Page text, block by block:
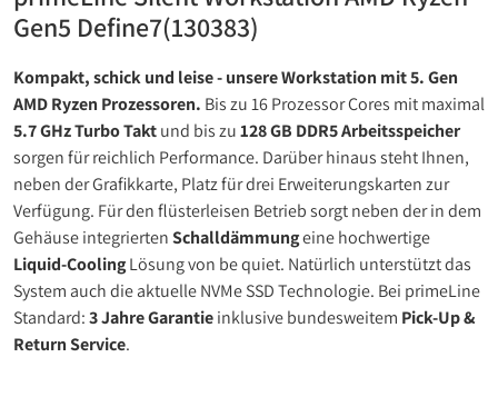
Gen5 Define7(130383)
Kompakt, schick und leise - unsere Workstation mit 5. Gen
AMD Ryzen Prozessoren. Bis zu 16 Prozessor Cores mit maximal
5.7 GHz Turbo Taktund bis zu128 GB DDR5 Arbeitsspeicher
sorgen für reichlich Performance. Darüber hinaus steht Ihnen,
neben der Grafikkarte, Platz für drei Erweiterungskarten zur
Verfügung. Für den flüsterleisen Betrieb sorgt neben der in dem
Gehäuse integriertenSchalldämmungeine hochwertige
Liquid-CoolingLösung von be quiet. Natürlich unterstützt das
System auch die aktuelle NVMe SSD Technologie. Bei primeLine
Standard:3 Jahre Garantieinklusive bundesweitem Pick-Up &
Return Service.